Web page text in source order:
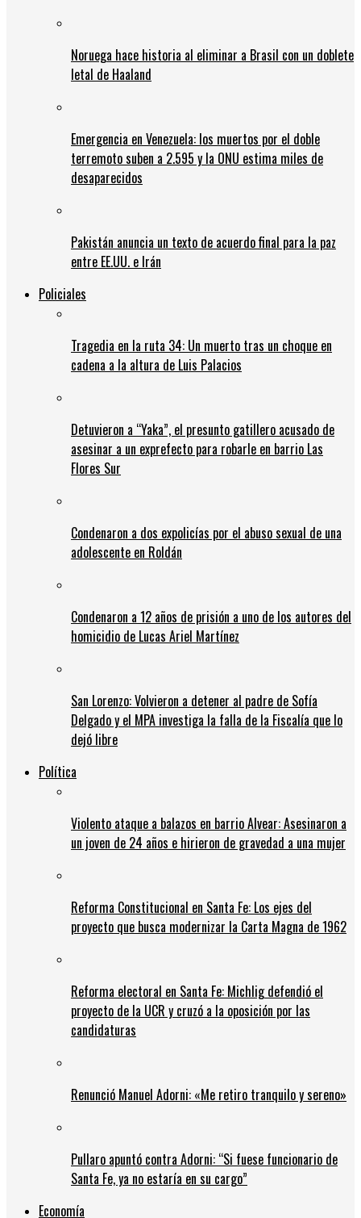
Noruega hace historia al eliminar a Brasil con un doblete
letal de Haaland
Emergencia en Venezuela: los muertos por el doble
terremoto suben a 2.595 y la ONU estima miles de
desaparecidos
Pakistán anuncia un texto de acuerdo final para la paz
entre EE.UU. e Irán
Policiales
Tragedia en la ruta 34: Un muerto tras un choque en
cadena a la altura de Luis Palacios
Detuvieron a “Yaka”, el presunto gatillero acusado de
asesinar a un exprefecto para robarle en barrio Las
Flores Sur
Condenaron a dos expolicías por el abuso sexual de una
adolescente en Roldán
Condenaron a 12 años de prisión a uno de los autores del
homicidio de Lucas Ariel Martínez
San Lorenzo: Volvieron a detener al padre de Sofía
Delgado y el MPA investiga la falla de la Fiscalía que lo
dejó libre
Política
Violento ataque a balazos en barrio Alvear: Asesinaron a
un joven de 24 años e hirieron de gravedad a una mujer
Reforma Constitucional en Santa Fe: Los ejes del
proyecto que busca modernizar la Carta Magna de 1962
Reforma electoral en Santa Fe: Michlig defendió el
proyecto de la UCR y cruzó a la oposición por las
candidaturas
Renunció Manuel Adorni: «Me retiro tranquilo y sereno»
Pullaro apuntó contra Adorni: “Si fuese funcionario de
Santa Fe, ya no estaría en su cargo”
Economía